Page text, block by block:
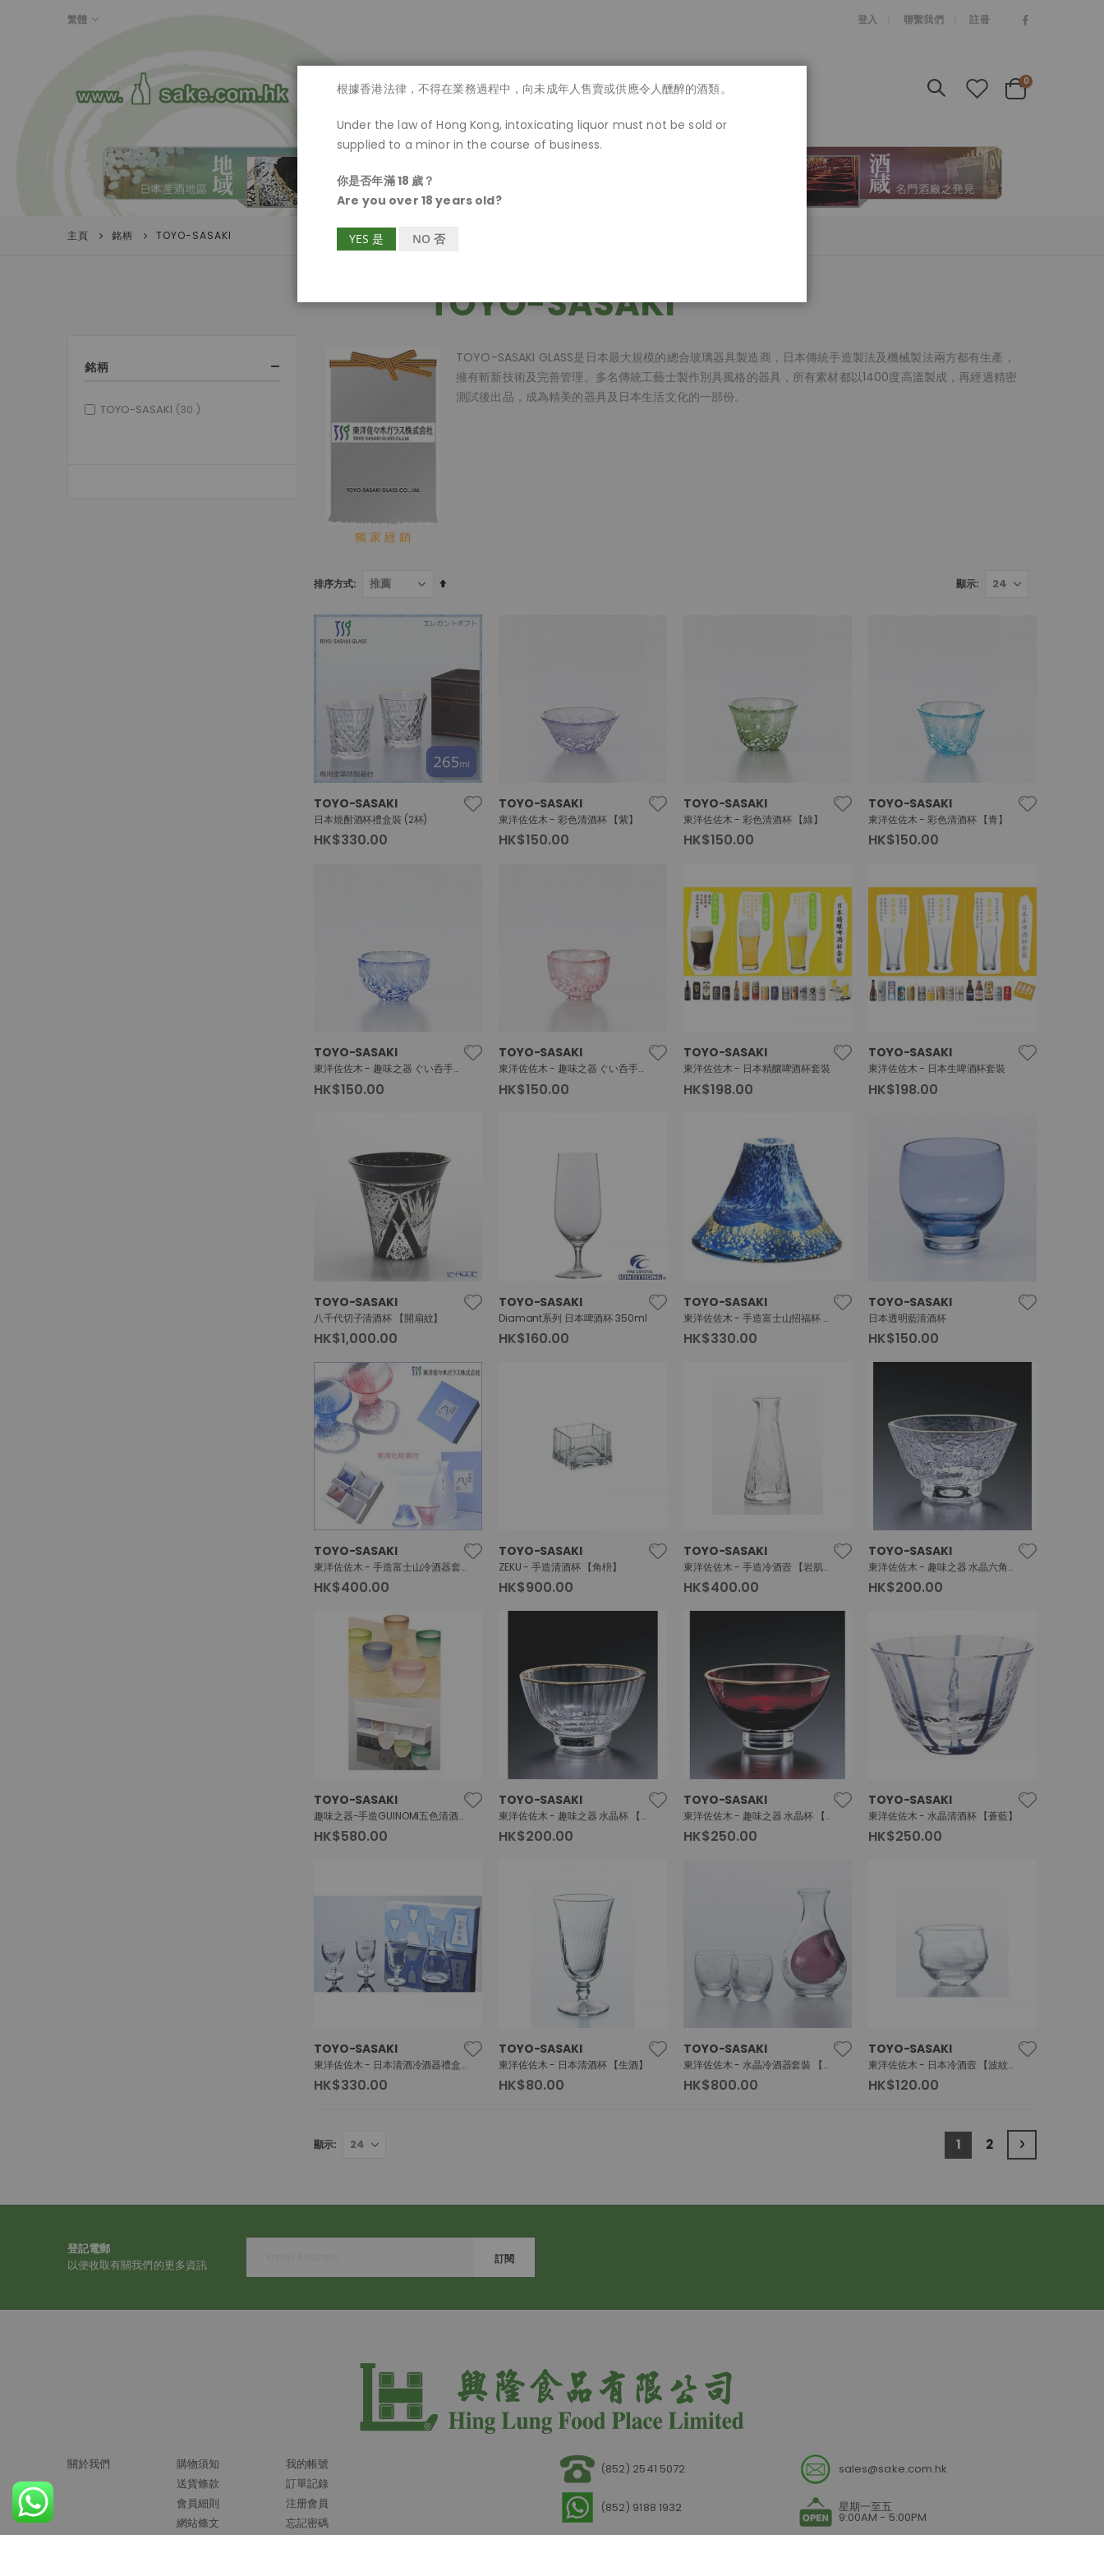
LANGUAGE
繁體 登入 聯繫我們 註冊
商品一覽 Cart
0items
主頁 銘柄 TOYO-SASAKI
TOYO-SASAKI
獨 家 經 銷
TOYO-SASAKI GLASS是日本最大規模的總合玻璃器具製造商，日本傳統手造製法及機械製法兩方都有生產，
擁有斬新技術及完善管理。多名傳統工藝士製作別具風格的器具，所有素材都以1400度高溫製成，再經過精密
測試後出品，成為精美的器具及日本生活文化的一部份。
排序方式
降
顯示
TOYO-SASAKI
日本燒酎酒杯禮盒裝 (2杯)
HK$330.00
TOYO-SASAKI
東洋佐佐木 - 彩色清酒杯 【紫】
HK$150.00
TOYO-SASAKI
東洋佐佐木 - 彩色清酒杯 【綠】
HK$150.00
TOYO-SASAKI
東洋佐佐木 - 彩色清酒杯 【青】
HK$150.00
TOYO-SASAKI
東洋佐佐木 - 趣味之器 ぐい呑手造清酒杯 【 藍】
HK$150.00
TOYO-SASAKI
東洋佐佐木 - 趣味之器 ぐい呑手造清酒杯 (粉紅)
HK$150.00
TOYO-SASAKI
東洋佐佐木 - 日本精釀啤酒杯套裝
HK$198.00
TOYO-SASAKI
東洋佐佐木 - 日本生啤酒杯套裝
HK$198.00
TOYO-SASAKI
八千代切子清酒杯 【開扇紋】
HK$1,000.00
TOYO-SASAKI
Diamant系列 日本啤酒杯 350ml
HK$160.00
TOYO-SASAKI
東洋佐佐木 - 手造富士山招福杯 【金紺塗白】
HK$330.00
TOYO-SASAKI
日本透明藍清酒杯
HK$150.00
TOYO-SASAKI
東洋佐佐木 - 手造富士山冷酒器套裝 【招福】
HK$400.00
TOYO-SASAKI
ZEKU - 手造清酒杯 【角枡】
HK$900.00
TOYO-SASAKI
東洋佐佐木 - 手造冷酒壼 【岩肌德利】
HK$400.00
TOYO-SASAKI
東洋佐佐木 - 趣味之器 水晶六角杯 【金邊岩紋】
HK$200.00
TOYO-SASAKI
趣味之器-手造GUINOMI五色清酒杯套裝
HK$580.00
TOYO-SASAKI
東洋佐佐木 - 趣味之器 水晶杯 【金邊切割】
HK$200.00
TOYO-SASAKI
東洋佐佐木 - 趣味之器 水晶杯 【金邊鑽石紅】
HK$250.00
TOYO-SASAKI
東洋佐佐木 - 水晶清酒杯 【蒼藍】
HK$250.00
TOYO-SASAKI
東洋佐佐木 - 日本清酒冷酒器禮盒裝
HK$330.00
TOYO-SASAKI
東洋佐佐木 - 日本清酒杯 【生酒】
HK$80.00
TOYO-SASAKI
東洋佐佐木 - 水晶冷酒器套裝 【雪月花】
HK$800.00
TOYO-SASAKI
東洋佐佐木 - 日本冷酒壼 【波紋片口】
HK$120.00
Page
You're currently
1 Page
2 Page
下一篇
顯示
銘柄
TOYO-SASAKI 30 items
登記電郵
以便收取有關我們的更多資訊 訂閱
關於我們
購物須知
送貨條款
會員細則
網站條文
我的帳號
訂單記錄
注册會員
忘記密碼
(852) 2541 5072 sales@sake.com.hk
(852) 9188 1932 星期一至五
9:00AM - 5:00PM
根據香港法律，不得在業務過程中，向未成年人售賣或供應令人醺醉的酒類。
Under the law of Hong Kong, intoxicating liquor must not be sold or
supplied to a minor in the course of business.
你是否年滿 18 歲？
Are you over 18 years old?
YES 是 NO 否